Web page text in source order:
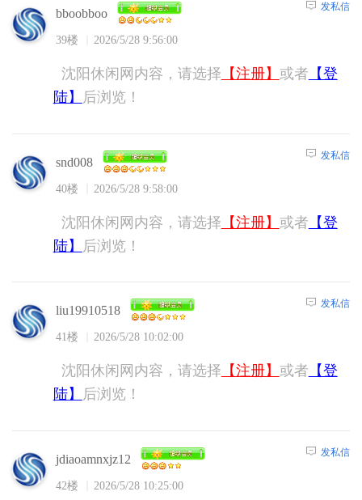
bboobboo
39楼 2026/5/28 9:56:00
发私信
沈阳休闲网内容，请选择 【注册】 或者 【登
陆】
后浏览！
snd008
40楼 2026/5/28 9:58:00
发私信
沈阳休闲网内容，请选择 【注册】 或者 【登
陆】
后浏览！
liu19910518
41楼 2026/5/28 10:02:00
发私信
沈阳休闲网内容，请选择 【注册】 或者 【登
陆】
后浏览！
jdiaoamnxjz12
42楼 2026/5/28 10:25:00
发私信